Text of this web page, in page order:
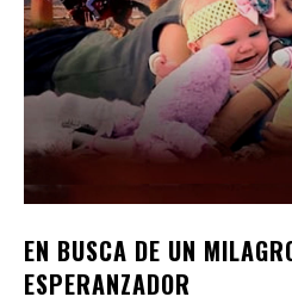
EN BUSCA DE UN
ESPERANZADOR